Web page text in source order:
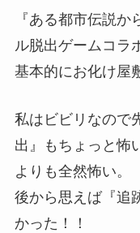
『ある都市伝説
ル脱出ゲームコラ
基本的にお化け屋
私はビビリなので
出』もちょっと怖
よりも全然怖い。
後から思えば『追
かった！！